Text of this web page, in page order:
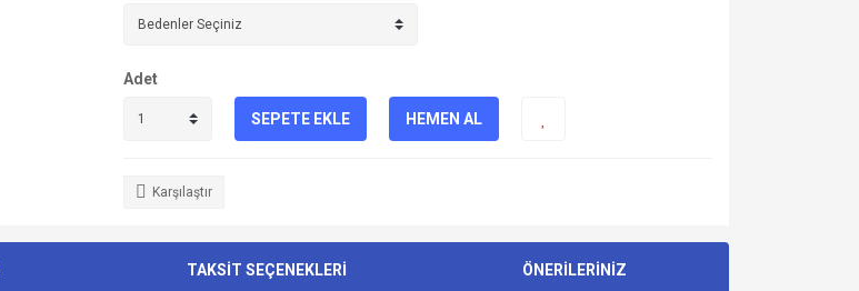
Adet
SEPETE EKLE HEMEN AL
Karşılaştır
TAKSİT SEÇENEKLERİ ÖNERİLERİNİZ